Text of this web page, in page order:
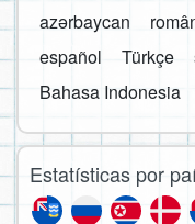
azərbaycan
español
Türkçe
Bahasa Indonesia
Estatísticas por